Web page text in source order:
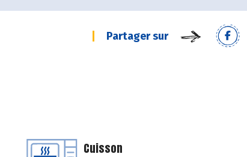
Partager sur
Cuisson